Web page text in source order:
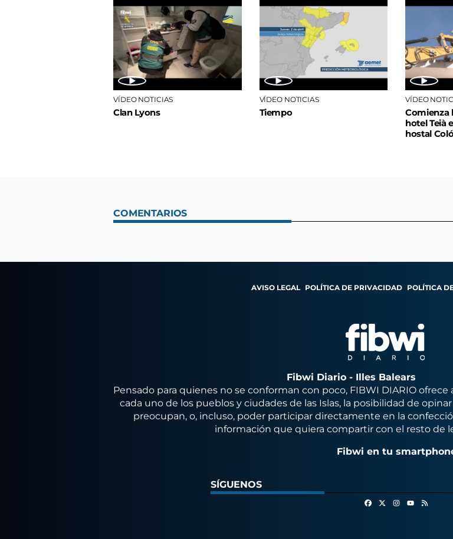
VÍDEO NOTICIAS
Clan Lyons
VÍDEO NOTICIAS
Tiempo
VÍDEO
Comienza
hotel Teià
hostal
COMENTARIOS
AVISO LEGAL POLÍTICA DE PRIVACIDAD POLÍTICA
Fibwi Diario - Illes Balears
Pensado para quienes no se conforman con poco, FIBWI DIARIO
cada uno de los pueblos y ciudades de las Islas, la posibilidad de
preocupan, o, incluso, poder participar directamente en la
información que quiera compartir con el resto de
Fibwi en tu
SÍGUENOS
FacebookInstagram